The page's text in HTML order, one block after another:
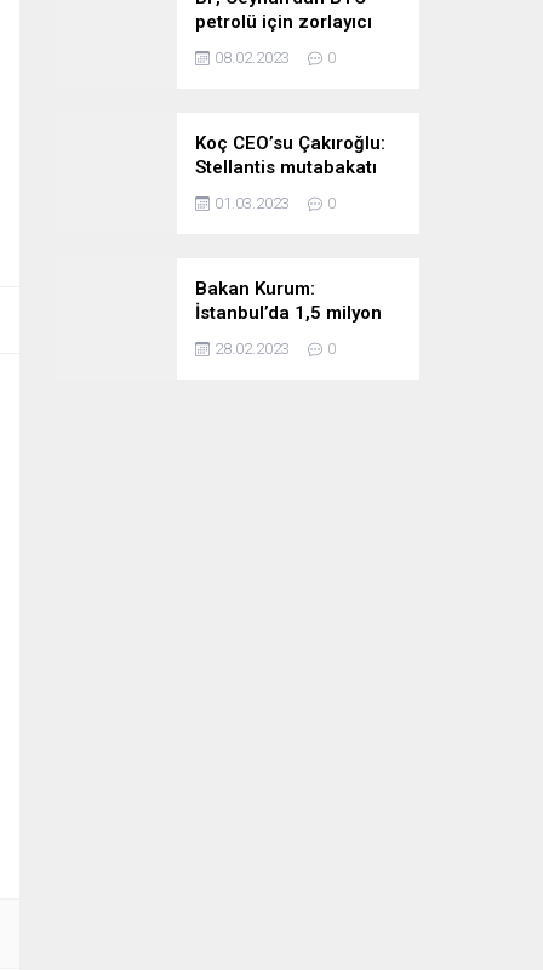
petrolü için zorlayıcı
sebep ilan etti
08.02.2023 0
Koç CEO’su Çakıroğlu:
Stellantis mutabakatı
Tofaş’ı kıymetli bir
noktaya taşıyor
01.03.2023 0
Bakan Kurum:
İstanbul’da 1,5 milyon
riskli konutu
taşıyacağız
28.02.2023 0